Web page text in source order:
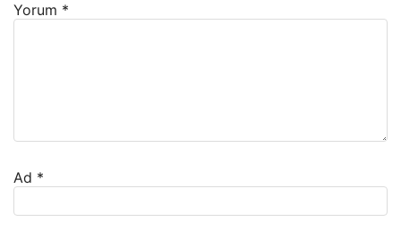
Yorum *
Ad *